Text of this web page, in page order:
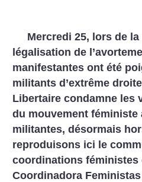
Mercredi 25, lors de
légalisation de
manifestantes ont été
militants d’extrême
Libertaire condamne les
du mouvement féministe
militantes, désormais
reproduisons ici le
coordinations féministes
Coordinadora